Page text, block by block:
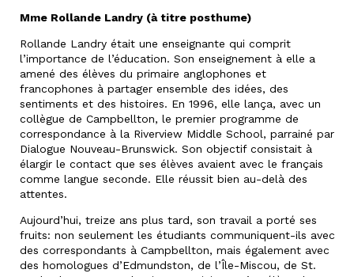
Mme Rollande Landry (à titre posthume)
Rollande Landry était une enseignante qui comprit
l’importance de l’éducation. Son enseignement à elle a
amené des élèves du primaire anglophones et
francophones à partager ensemble des idées, des
sentiments et des histoires. En 1996, elle lança, avec un
collègue de Campbellton, le premier programme de
correspondance à la Riverview Middle School, parrainé par
Dialogue Nouveau-Brunswick. Son objectif consistait à
élargir le contact que ses élèves avaient avec le français
comme langue seconde. Elle réussit bien au-delà des
attentes.
Aujourd’hui, treize ans plus tard, son travail a porté ses
fruits: non seulement les étudiants communiquent-ils avec
des correspondants à Campbellton, mais également avec
des homologues d’Edmundston, de l’Île-Miscou, de St.